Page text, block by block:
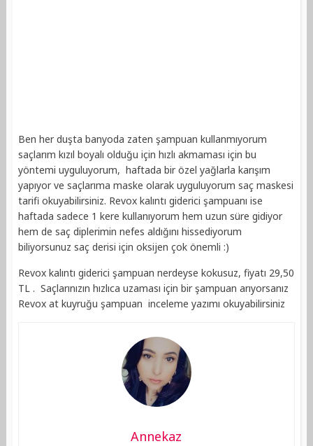
Ben her duşta banyoda zaten şampuan kullanmıyorum
saçlarım kızıl boyalı olduğu için hızlı akmaması için bu
yöntemi uyguluyorum, haftada bir özel yağlarla karışım
yapıyor ve saçlarıma maske olarak uyguluyorum saç maskesi
tarifi okuyabilirsiniz. Revox kalıntı giderici şampuanı ise
haftada sadece 1 kere kullanıyorum hem uzun süre gidiyor
hem de saç diplerimin nefes aldığını hissediyorum
biliyorsunuz saç derisi için oksijen çok önemli :)
Revox kalıntı giderici şampuan nerdeyse kokusuz, fiyatı 29,50
TL . Saçlarınızın hızlıca uzaması için bir şampuan arıyorsanız
Revox at kuyruğu şampuan inceleme yazımı okuyabilirsiniz
Annekaz